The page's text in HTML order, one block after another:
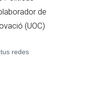
de
(UOC)
redes